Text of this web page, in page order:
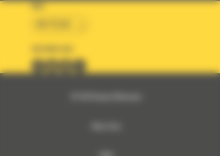
KRAJ